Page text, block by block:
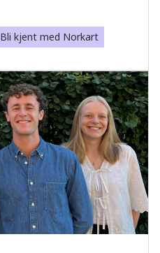
Bli kjent med Norkart